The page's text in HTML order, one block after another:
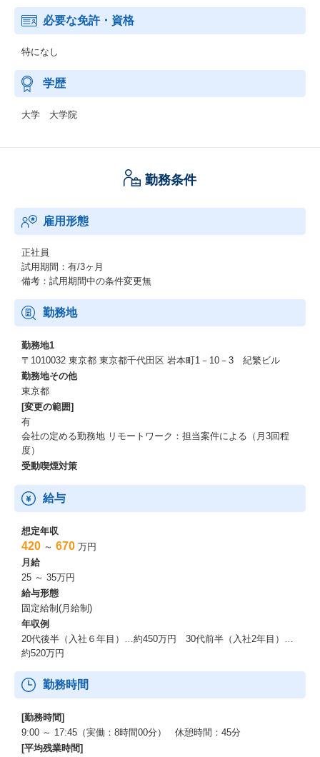
必要な免許・資格
特になし
学歴
大学 大学院
勤務条件
雇用形態
正社員
試用期間：有/3ヶ月
備考：試用期間中の条件変更無
勤務地
勤務地1
〒1010032 東京都 東京都千代田区 岩本町1－10－3 紀繁ビル
勤務地その他
東京都
[変更の範囲]
有
会社の定める勤務地 リモートワーク：担当案件による（月3回程
度）
受動喫煙対策
給与
想定年収
420 ～ 670 万円
月給
25 ～ 35万円
給与形態
固定給制(月給制)
年収例
20代後半（入社６年目）…約450万円 30代前半（入社2年目）…
約520万円
勤務時間
[勤務時間]
9:00 ～ 17:45（実働：8時間00分） 休憩時間：45分
[平均残業時間]